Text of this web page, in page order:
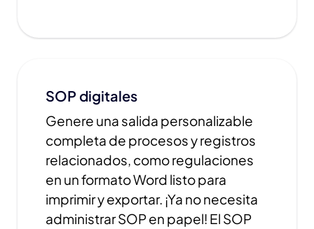
SOP digitales
Genere una salida personalizable
completa de procesos y registros
relacionados, como regulaciones
en un formato Word listo para
imprimir y exportar. ¡Ya no necesita
administrar SOP en papel! El SOP